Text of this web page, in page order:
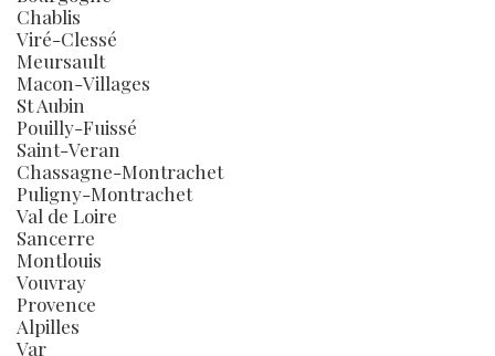
Chablis
Viré-Clessé
Meursault
Macon-Villages
St Aubin
Pouilly-Fuissé
Saint-Veran
Chassagne-Montrachet
Puligny-Montrachet
Val de Loire
Sancerre
Montlouis
Vouvray
Provence
Alpilles
Var